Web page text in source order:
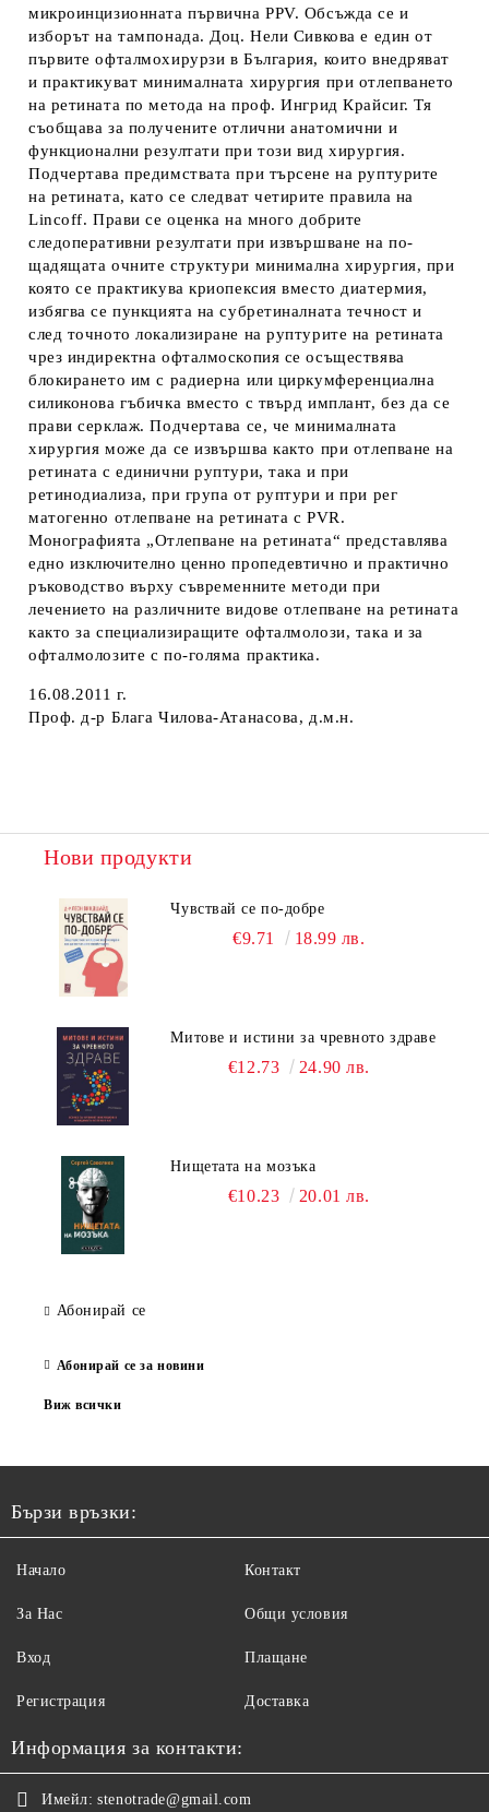
микроинцизионната първична PPV. Обсъжда се и
изборът на тампонада. Доц. Нели Сивкова е един от
първите офталмохирурзи в България, които внедряват
и практикуват минималната хирургия при отлепването
на ретината по метода на проф. Ингрид Крайсиг. Тя
съобщава за получените отлични анатомични и
функционални резултати при този вид хирургия.
Подчертава предимствата при търсене на руптурите
на ретината, като се следват четирите правила на
Lincoff. Прави се оценка на много добрите
следоперативни резултати при извършване на по-
щадящата очните структури минимална хирургия, при
която се практикува криопексия вместо диатермия,
избягва се пункцията на субретиналната течност и
след точното локализиране на руптурите на ретината
чрез индиректна офталмоскопия се осъществява
блокирането им с радиерна или циркумференциална
силиконова гъбичка вместо с твърд имплант, без да се
прави серклаж. Подчертава се, че минималната
хирургия може да се извършва както при отлепване на
ретината с единични руптури, така и при
ретинодиализа, при група от руптури и при рег
матогенно отлепване на ретината с PVR.
Монографията „Отлепване на ретината“ представлява
едно изключително ценно пропедевтично и практично
ръководство върху съвременните методи при
лечението на различните видове отлепване на ретината
както за специализиращите офталмолози, така и за
офталмолозите с по-голяма практика.
16.08.2011 г.
Проф. д-р Блага Чилова-Атанасова, д.м.н.
Нови продукти
Чувствай се по-добре
€9.71 18.99 лв.
Митове и истини за чревното здраве
€12.73 24.90 лв.
Нищетата на мозъка
€10.23 20.01 лв.
Абонирай се
Абонирай се за новини
Виж всички
Бързи връзки:
Начало
За Нас
Вход
Регистрация
Контакт
Общи условия
Плащане
Доставка
Информация за контакти:
Имейл: stenotrade@gmail.com